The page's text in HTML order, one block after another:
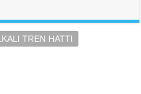
TREN HATTI